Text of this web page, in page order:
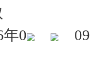
年0
09